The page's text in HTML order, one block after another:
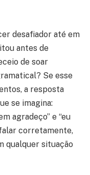
desafiador até em
antes de
de soar
Se esse
a resposta
se imagina:
agradeço” e “eu
falar corretamente,
qualquer situação